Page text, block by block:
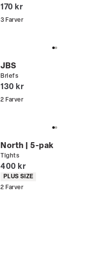
I alt (inkl. rabat)
170 kr
3 Farver
JBS
Briefs
I alt (inkl. rabat)
130 kr
2 Farver
North | 5-pak
Tights
I alt (inkl. rabat)
400 kr
Produkt egenskaber
PLUS SIZE
2 Farver